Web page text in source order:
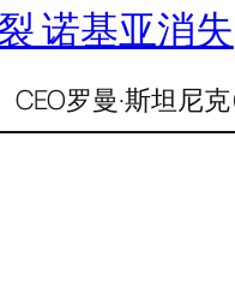
诺基亚消失
罗曼·斯坦尼